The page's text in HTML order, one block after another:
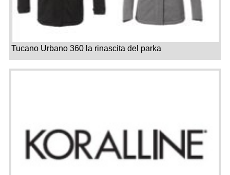
Tucano Urbano 360 la rinascita del parka